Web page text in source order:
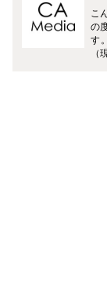
こ
の
す
（